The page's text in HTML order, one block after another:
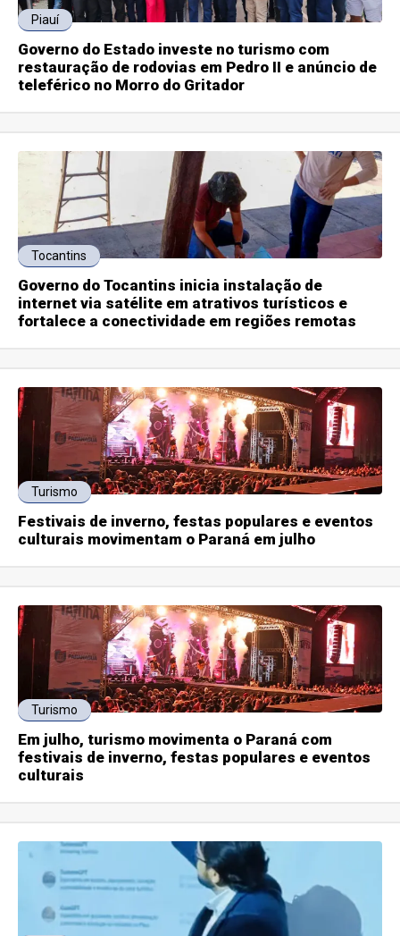
Piauí
Governo do Estado investe no turismo com
restauração de rodovias em Pedro II e anúncio de
teleférico no Morro do Gritador
Tocantins
Governo do Tocantins inicia instalação de
internet via satélite em atrativos turísticos e
fortalece a conectividade em regiões remotas
Turismo
Festivais de inverno, festas populares e eventos
culturais movimentam o Paraná em julho
Turismo
Em julho, turismo movimenta o Paraná com
festivais de inverno, festas populares e eventos
culturais